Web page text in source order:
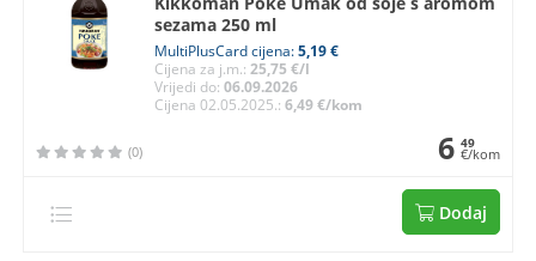
sezama 250 ml
MultiPlusCard cijena:5,19 €
Cijena za j.m.: 25,75 €/l
Vrijedi do: 06.09.2026
Cijena 02.05.2025.: 6,49 €/kom
(0) 6 49
€/kom
Dodaj